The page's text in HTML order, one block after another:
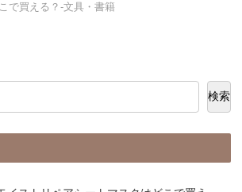
で買える？-文具・書籍
検索